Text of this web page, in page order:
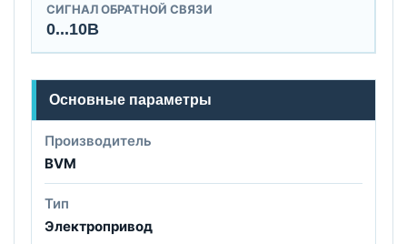
СИГНАЛ ОБРАТНОЙ СВЯЗИ
0...10В
Основные параметры
Производитель
BVM
Тип
Электропривод